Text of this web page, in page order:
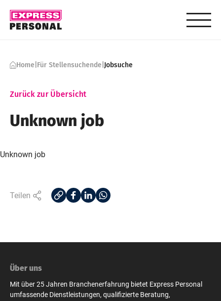
Home|Für Stellensuchende|Jobsuche
Zurück zur Übersicht
Unknown job
Unknown job
Teilen
Über uns
Mit über 25 Jahren Branchenerfahrung bietet Express Personal
umfassende Dienstleistungen, qualifizierte Beratung,